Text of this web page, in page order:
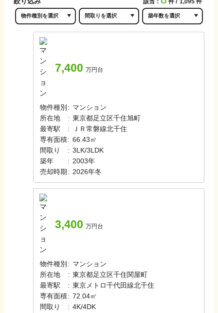
7,400 万円台
物件種別 : マンション
所在地
: 東京都足立区千住旭町
最寄駅
: ＪＲ常磐線北千住
専有面積: 66.43㎡
間取り
: 3LK/3LDK
築年
: 2003年
売却時期 : 2026年冬
3,400 万円台
物件種別 : マンション
所在地
: 東京都足立区千住関屋町
最寄駅
: 東京メトロ千代田線北千住
専有面積: 72.04㎡
間取り
: 4K/4DK